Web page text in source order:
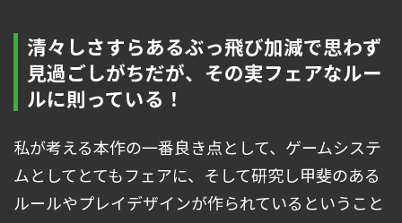
清々しさすらあるぶっ飛び加減で思わず
見過ごしがちだが、その実フェアなルー
ルに則っている！
私が考える本作の一番良き点として、ゲームシステ
ムとしてとてもフェアに、そして研究し甲斐のある
ルールやプレイデザインが作られているということ